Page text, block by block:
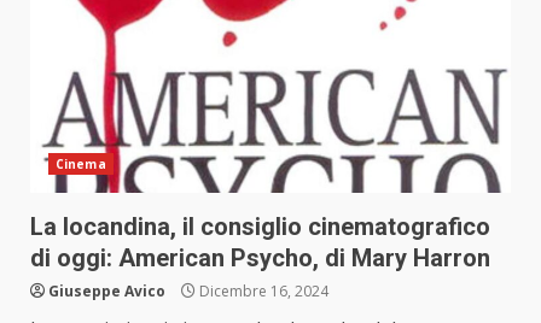
Cinema
La locandina, il consiglio cinematografico
di oggi: American Psycho, di Mary Harron
Giuseppe Avico Dicembre 16, 2024